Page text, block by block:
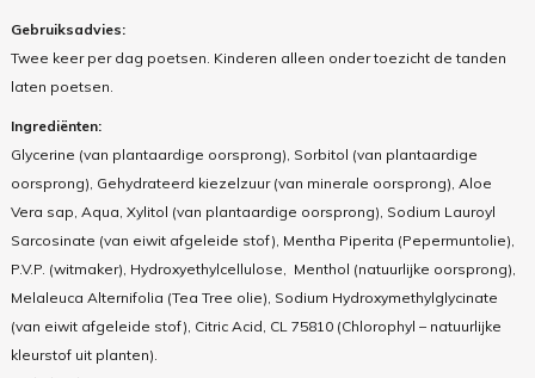
Gebruiksadvies:
Twee keer per dag poetsen. Kinderen alleen onder toezicht de tanden
laten poetsen.
Ingrediënten:
Glycerine (van plantaardige oorsprong), Sorbitol (van plantaardige
oorsprong), Gehydrateerd kiezelzuur (van minerale oorsprong), Aloe
Vera sap, Aqua, Xylitol (van plantaardige oorsprong), Sodium Lauroyl
Sarcosinate (van eiwit afgeleide stof), Mentha Piperita (Pepermuntolie),
P.V.P. (witmaker), Hydroxyethylcellulose, Menthol (natuurlijke oorsprong),
Melaleuca Alternifolia (Tea Tree olie), Sodium Hydroxymethylglycinate
(van eiwit afgeleide stof), Citric Acid, CL 75810 (Chlorophyl – natuurlijke
kleurstof uit planten).